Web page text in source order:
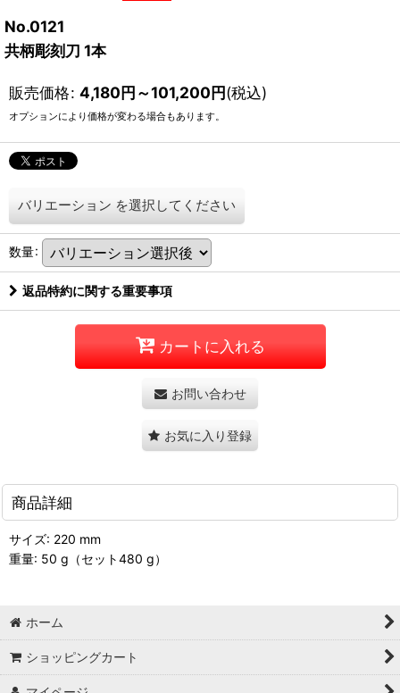
No.0121
共柄彫刻刀 1本
販売価格: 4,180円～101,200円(税込)
オプションにより価格が変わる場合もあります。
バリエーション を選択してください
数量:
返品特約に関する重要事項
カートに入れる
お問い合わせ
お気に入り登録
商品詳細
サイズ: 220 mm
重量: 50 g（セット480 g）
ホーム
ショッピングカート